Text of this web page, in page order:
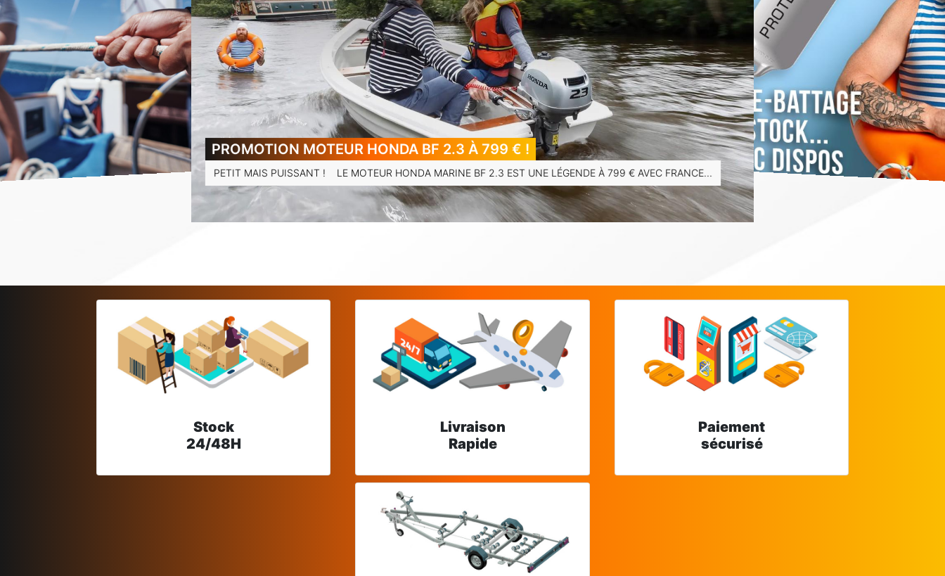
PROMOTION MOTEUR HONDA BF 2.3 À 799 € !
PETIT MAIS PUISSANT ! LE MOTEUR HONDA MARINE BF 2.3 EST UNE LÉGENDE À 799 € AVEC FRANCE...
Stock
24/48H
Livraison
Rapide
Paiement
sécurisé